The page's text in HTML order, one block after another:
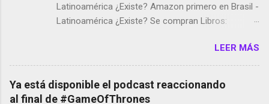
Latinoamérica ¿Existe? Amazon primero en Brasil -
Latinoamérica ¿Existe? Se compran Libros:
temporada de Black Mirror Twitter deja de verificar
cuentas Responden los fotógrafos Brian May y el
copyright en Instagram Música y vídeo selfies en la
red social Riddley Scott saca a Kevin Spacey de su
LEER MÁS
Ya está disponible el podcast reaccionando
al final de #GameOfThrones